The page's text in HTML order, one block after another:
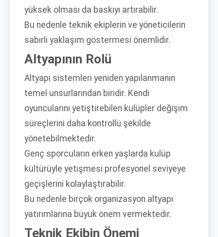
yüksek olması da baskıyı artırabilir.
Bu nedenle teknik ekiplerin ve yöneticilerin
sabırlı yaklaşım göstermesi önemlidir.
Altyapının Rolü
Altyapı sistemleri yeniden yapılanmanın
temel unsurlarından biridir. Kendi
oyuncularını yetiştirebilen kulüpler değişim
süreçlerini daha kontrollü şekilde
yönetebilmektedir.
Genç sporcuların erken yaşlarda kulüp
kültürüyle yetişmesi profesyonel seviyeye
geçişlerini kolaylaştırabilir.
Bu nedenle birçok organizasyon altyapı
yatırımlarına büyük önem vermektedir.
Teknik Ekibin Önemi